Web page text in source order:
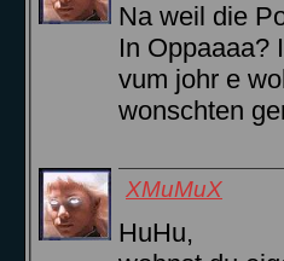
Na weil die
In Oppaaaa?
vum johr e
wonschten
XMuMuX
HuHu,